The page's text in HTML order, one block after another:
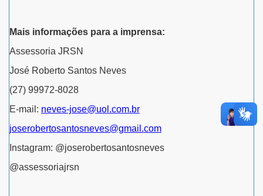
Mais informações para a imprensa:
Assessoria JRSN
José Roberto Santos Neves
(27) 99972-8028
E-mail: neves-jose@uol.com.br
joserobertosantosneves@gmail.com
Instagram: @joserobertosantosneves
@assessoriajrsn